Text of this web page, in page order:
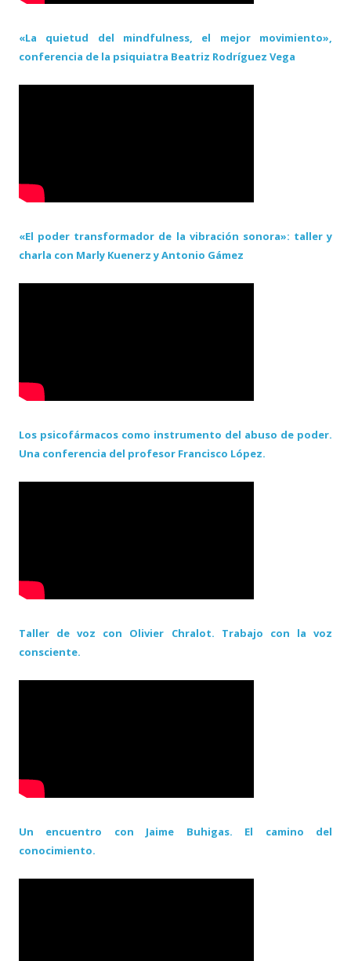
«La quietud del mindfulness, el mejor movimiento»,
conferencia de la psiquiatra Beatriz Rodríguez Vega
«El poder transformador de la vibración sonora»: taller y
charla con Marly Kuenerz y Antonio Gámez
Los psicofármacos como instrumento del abuso de poder.
Una conferencia del profesor Francisco López.
Taller de voz con Olivier Chralot. Trabajo con la voz
consciente.
Un encuentro con Jaime Buhigas. El camino del
conocimiento.